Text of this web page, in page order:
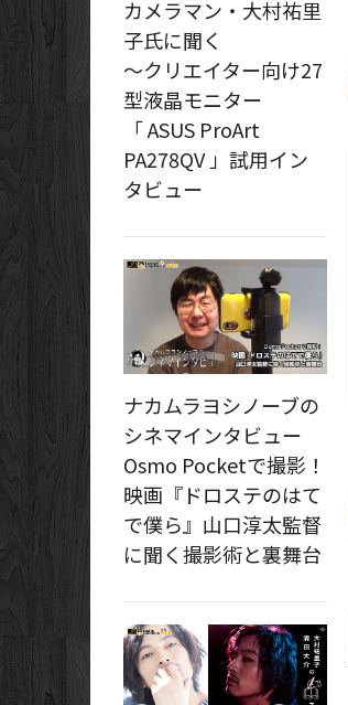
カメラマン・大村祐里
子氏に聞く
～クリエイター向け27
型液晶モニター
「 ASUS ProArt
PA278QV 」試用イン
タビュー
ナカムラヨシノーブの
シネマインタビュー
Osmo Pocketで撮影！
映画『ドロステのはて
で僕ら』山口淳太監督
に聞く撮影術と裏舞台